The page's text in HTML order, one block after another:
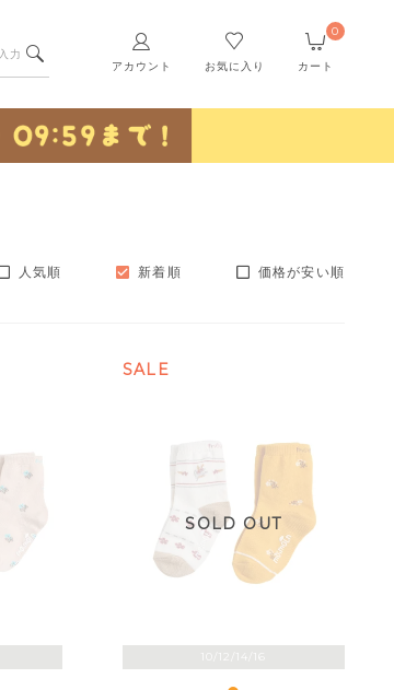
アカウント お気に入り カート
0
人気順 新着順 価格が安い順
10/12/14/16
SOLD OUT
SALE